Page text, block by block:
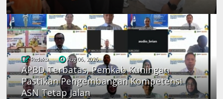
Redaksi Aug 06, 2026
APBD Terbatas, Pemkab Kuningan
Pastikan Pengembangan Kompetensi
ASN Tetap Jalan